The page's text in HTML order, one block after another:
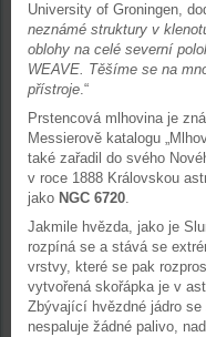
University of Groningen,
neznámé struktury v
oblohy na celé severní
WEAVE. Těšíme se na
přístroje.“
Prstencová mlhovina je
Messierově katalogu
také zařadil do svého
v roce 1888 Královskou
jako NGC 6720.
Jakmile hvězda, jako je
rozpíná se a stává se
vrstvy, které se pak
vytvořená skořápka je v
Zbývající hvězdné jádro
nespaluje žádné palivo,